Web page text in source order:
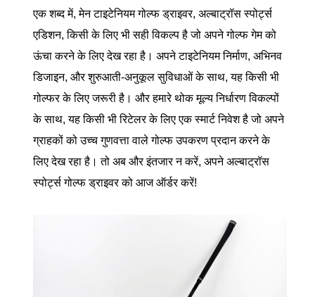
एक शब्द में, मेन टाइटेनियम गोल्फ ड्राइवर, अल्बाट्रॉस स्पोर्ट्स
एडिशन, किसी के लिए भी सही विकल्प है जो अपने गोल्फ गेम को
ऊंचा करने के लिए देख रहा है। अपने टाइटेनियम निर्माण, अभिनव
डिजाइन, और शुरुआती-अनुकूल सुविधाओं के साथ, यह किसी भी
गोल्फर के लिए जरूरी है। और हमारे थोक मूल्य निर्धारण विकल्पों
के साथ, यह किसी भी रिटेलर के लिए एक स्मार्ट निवेश है जो अपने
ग्राहकों को उच्च गुणवत्ता वाले गोल्फ उपकरण प्रदान करने के
लिए देख रहा है। तो अब और इंतजार न करें, अपने अल्बाट्रॉस
स्पोर्ट्स गोल्फ ड्राइवर को आज ऑर्डर करें!